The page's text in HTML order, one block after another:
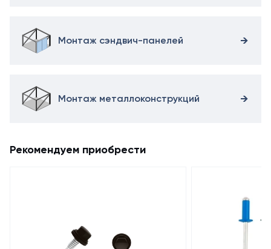
Монтаж сэндвич-панелей
Монтаж металлоконструкций
Рекомендуем приобрести